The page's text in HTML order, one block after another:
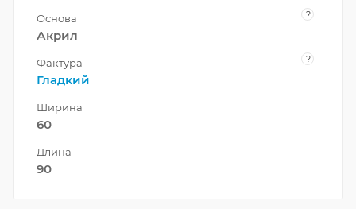
Основа ?
Акрил
Фактура ?
Гладкий
Ширина
60
Длина
90